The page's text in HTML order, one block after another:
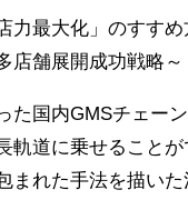
力最大化」のすす
店舗展開成功戦略～
た国内GMSチェー
軌道に乗せることが
まれた手法を描いた